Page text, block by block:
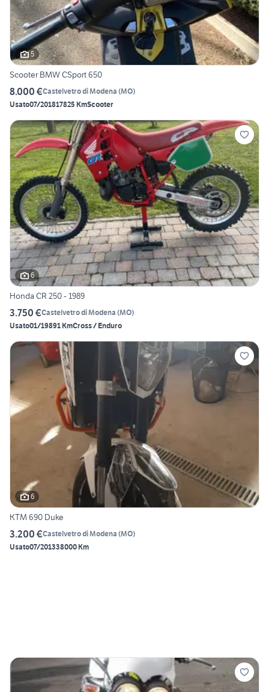
5
Scooter BMW CSport 650
8.000 €Castelvetro di Modena (MO)
Usato07/201817825 KmScooter
6
Honda CR 250 - 1989
3.750 €Castelvetro di Modena (MO)
Usato01/19891 KmCross / Enduro
6
KTM 690 Duke
3.200 €Castelvetro di Modena (MO)
Usato07/201338000 Km